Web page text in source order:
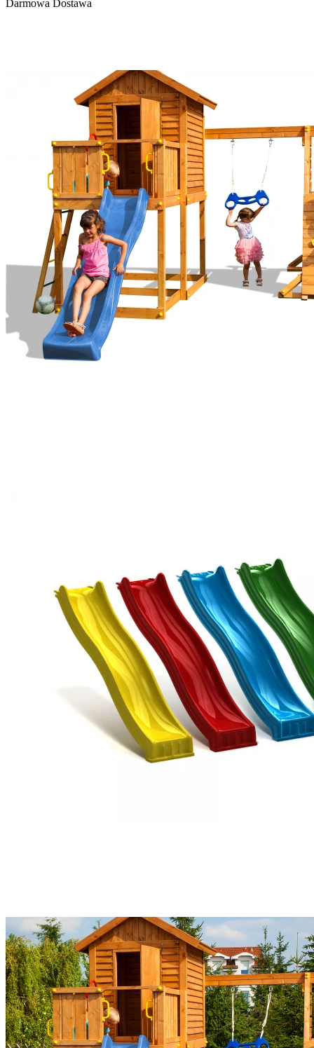
Darmowa Dostawa